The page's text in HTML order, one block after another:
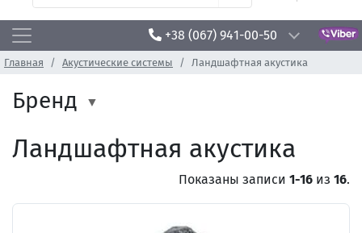
+38 (067) 941-00-50
Главная Акустические системы Ландшафтная акустика
Бренд
Ландшафтная акустика
Показаны записи 1-16 из 16.